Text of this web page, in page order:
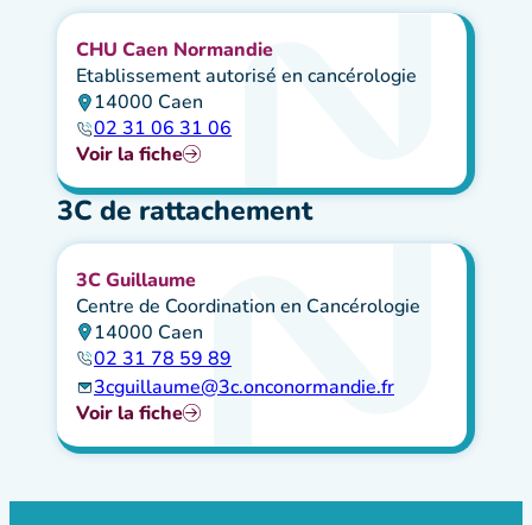
CHU Caen Normandie
Etablissement autorisé en cancérologie
14000 Caen
02 31 06 31 06
Voir la fiche
3C de rattachement
3C Guillaume
Centre de Coordination en Cancérologie
14000 Caen
02 31 78 59 89
3cguillaume@3c.onconormandie.fr
Voir la fiche